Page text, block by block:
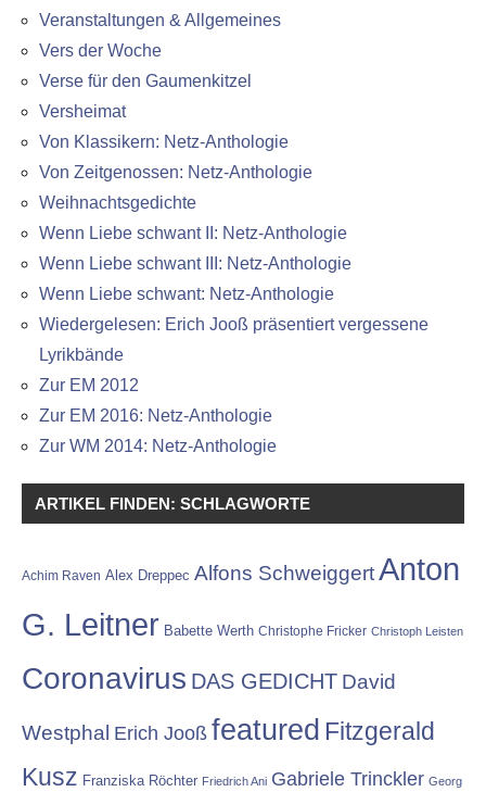
Veranstaltungen & Allgemeines
Vers der Woche
Verse für den Gaumenkitzel
Versheimat
Von Klassikern: Netz-Anthologie
Von Zeitgenossen: Netz-Anthologie
Weihnachtsgedichte
Wenn Liebe schwant II: Netz-Anthologie
Wenn Liebe schwant III: Netz-Anthologie
Wenn Liebe schwant: Netz-Anthologie
Wiedergelesen: Erich Jooß präsentiert vergessene
Lyrikbände
Zur EM 2012
Zur EM 2016: Netz-Anthologie
Zur WM 2014: Netz-Anthologie
ARTIKEL FINDEN: SCHLAGWORTE
Achim Raven Alex Dreppec Alfons SchweiggertAnton
G. Leitner Babette Werth Christophe Fricker Christoph Leisten
Coronavirus DAS GEDICHT David
Westphal Erich Jooß featured Fitzgerald
Kusz Franziska Röchter Friedrich Ani Gabriele Trinckler Georg